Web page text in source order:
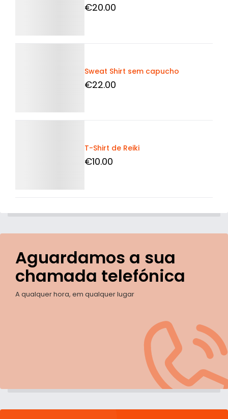
€20.00
Sweat Shirt sem capucho
€22.00
T-Shirt de Reiki
€10.00
Aguardamos a sua
chamada telefónica
A qualquer hora, em qualquer lugar